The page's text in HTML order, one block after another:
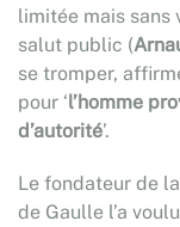
limitée mais
salut public (
se tromper,
pour ‘l’homme
d’autorité’.
Le fondateur de
de Gaulle l’a